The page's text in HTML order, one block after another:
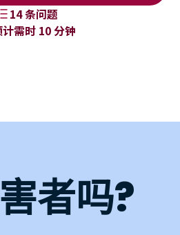
14 条问题
需时 10 分钟
者吗?